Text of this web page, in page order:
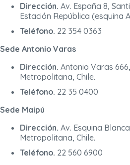
Dirección. Av. España 8,
Estación República (esquina
Teléfono. 22 354 0363
Sede Antonio Varas
Dirección. Antonio Varas
Metropolitana, Chile.
Teléfono. 22 35 0400
Sede Maipú
Dirección. Av. Esquina
Metropolitana, Chile.
Teléfono. 22 560 6900